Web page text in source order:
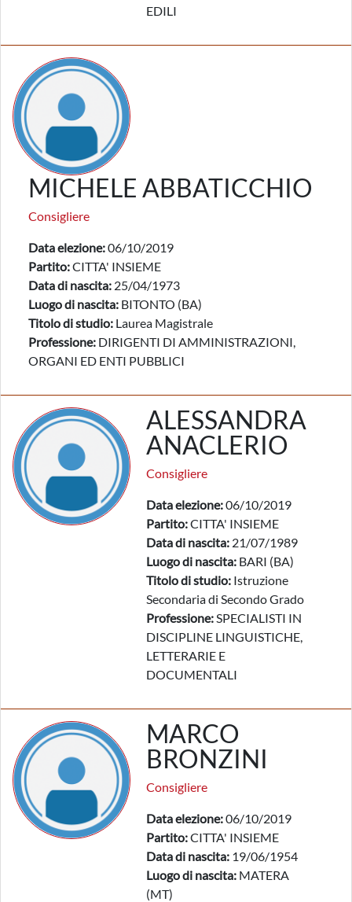
EDILI
MICHELE ABBATICCHIO
Consigliere
Data elezione:06/10/2019
Partito:CITTA' INSIEME
Data di nascita: 25/04/1973
Luogo di nascita: BITONTO (BA)
Titolo di studio: Laurea Magistrale
Professione: DIRIGENTI DI AMMINISTRAZIONI,
ORGANI ED ENTI PUBBLICI
ALESSANDRA
ANACLERIO
Consigliere
Data elezione:06/10/2019
Partito:CITTA' INSIEME
Data di nascita: 21/07/1989
Luogo di nascita: BARI (BA)
Titolo di studio: Istruzione
Secondaria di Secondo Grado
Professione:SPECIALISTI IN
DISCIPLINE LINGUISTICHE,
LETTERARIE E
DOCUMENTALI
MARCO
BRONZINI
Consigliere
Data elezione:06/10/2019
Partito:CITTA' INSIEME
Data di nascita: 19/06/1954
Luogo di nascita: MATERA
(MT)